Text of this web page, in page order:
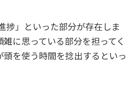
捗」といった部分が存在しま
に思っている部分を担ってく
を使う時間を捻出するといっ